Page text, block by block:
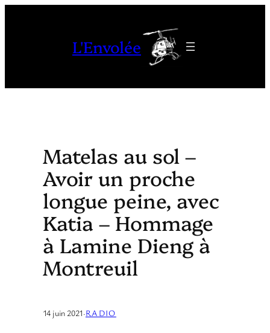
L'Envolée
Matelas au sol –
Avoir un proche
longue peine, avec
Katia – Hommage
à Lamine Dieng à
Montreuil
14 juin 2021·RADIO